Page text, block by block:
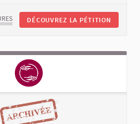
DÉCOUVREZ LA PÉTITION